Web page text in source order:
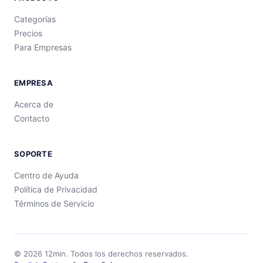
Categorías
Precios
Para Empresas
EMPRESA
Acerca de
Contacto
SOPORTE
Centro de Ayuda
Política de Privacidad
Términos de Servicio
© 2026 12min. Todos los derechos reservados.